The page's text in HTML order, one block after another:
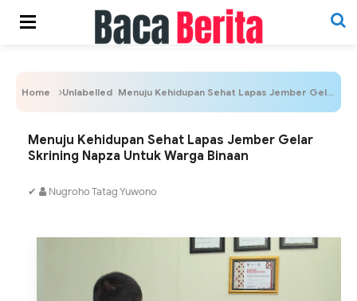
Home Unlabelled Menuju Kehidupan Sehat Lapas Jember Gelar Skrining Napza Untuk Warga Binaan
Menuju Kehidupan Sehat Lapas Jember Gelar
Skrining Napza Untuk Warga Binaan
✔ Nugroho Tatag Yuwono